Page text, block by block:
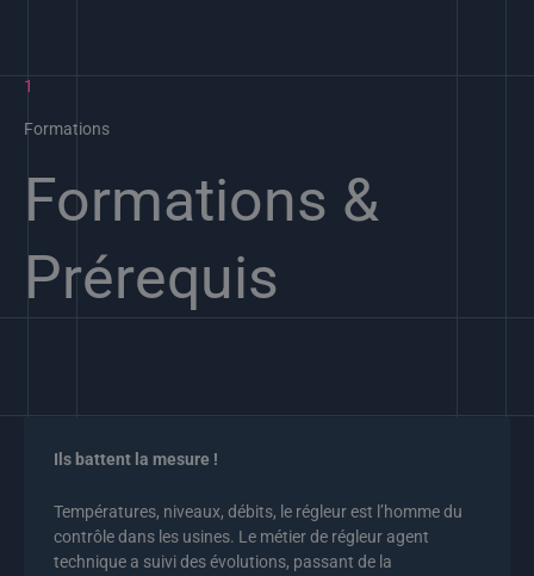
1
Formations
Formations &
Prérequis
Ils battent la mesure !
Températures, niveaux, débits, le régleur est l’homme du
contrôle dans les usines. Le métier de régleur agent
technique a suivi des évolutions, passant de la